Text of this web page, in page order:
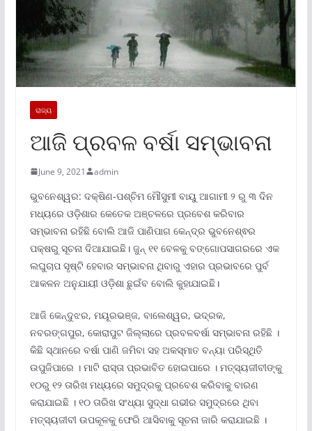
ରାଜ୍ୟ
ଆଜି ପ୍ରବଳ ବର୍ଷା ସମ୍ଭାବନା
June 9, 2021 admin
ଭୁବନେଶ୍ୱର: ଦକ୍ଷିଣ-ପଶ୍ଚିମ ମୌସୁମୀ ବାୟୁ ଆଗାମୀ ୨ ରୁ ୩ ଦିନ
ମଧ୍ୟରେ ଓଡ଼ିଶାର କେତେକ ଅଞ୍ଚଳରେ ପ୍ରବେଶ କରିବାର
ସମ୍ଭାବନା ରହିଛି ବୋଲି ଆଜି ପାଣିପାଗ କେନ୍ଦ୍ର ଭୁବନେଶ୍ଵର
ପକ୍ଷରୁ ସୂଚନା ଦିଆଯାଇଛି। ଜୁନ୍ ୧୧ ବେଳକୁ ବଙ୍ଗୋପସାଗରରେ ଏକ
ଲଘୁଚାପ ସୃଷ୍ଟି ହେବାର ସମ୍ଭାବନା ଥିବାରୁ ଏହାର ପ୍ରଭାବରେ ପୁର୍ବ
ଆକଳନ ଅନୁଯାୟୀ ଓଡ଼ିଶା ଛୁଇଁବ ବୋଲି କୁହାଯାଇଛି।
ଆଜି କେନ୍ଦୁଝର, ମୟୂରଭଞ୍ଜ, ବାଲେଶ୍ୱର, ଭଦ୍ରକ,
ନବରଙ୍ଗପୁର, କୋରାପୁଟ ଜିଲ୍ଲାରେ ପ୍ରବଳବର୍ଷା ସମ୍ଭାବନା ରହିଛି ।
କିଛି ସ୍ଥାନରେ ବର୍ଷା ପାଣି ଜମିବା ସହ ଅକସ୍ମାତ ବନ୍ୟା ପରିସ୍ଥିତି
ଉପୁଜିପାରେ । ମାଟି ରାସ୍ତା ପ୍ରଭାବିତ ହୋଇପାରେ । ମତ୍ସ୍ୟଜୀବୀଙ୍କୁ
୧୦ରୁ ୧୨ ତାରିଖ ମଧ୍ୟରେ ସମୁଦ୍ରକୁ ପ୍ରବେଶ କରିବାକୁ ବାରଣ
କରାଯାଇଛି । ୧୦ ତାରିଖ ସଂଧ୍ୟା ସୁଦ୍ଧା ଗଭୀର ସମୁଦ୍ରରେ ଥିବା
ମତ୍ସ୍ୟଜୀବୀ ଉପକୂଳକୁ ଫେରି ଆସିବାକୁ ସୂଚନା ଜାରି କରାଯାଇଛି ।